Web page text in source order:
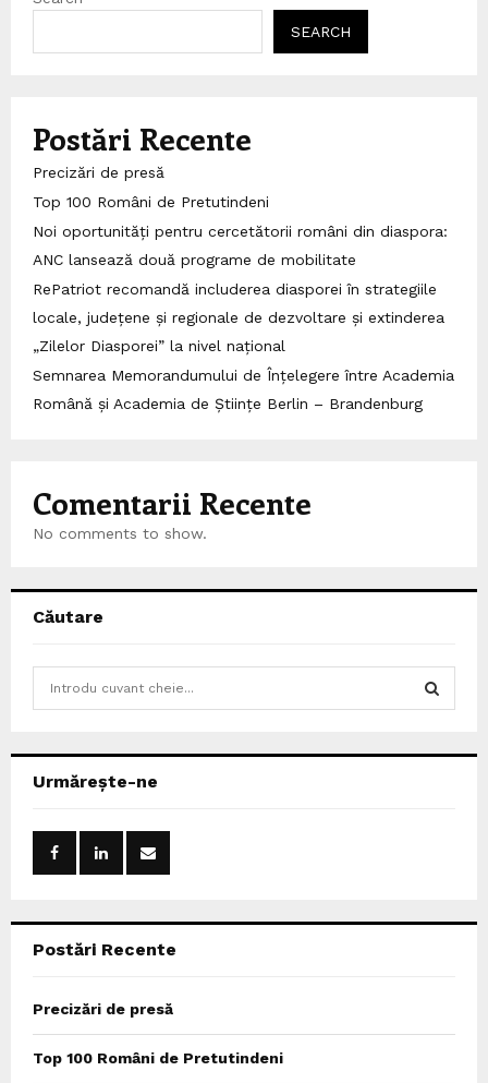
SEARCH
Postări Recente
Precizări de presă
Top 100 Români de Pretutindeni
Noi oportunități pentru cercetătorii români din diaspora:
ANC lansează două programe de mobilitate
RePatriot recomandă includerea diasporei în strategiile
locale, județene și regionale de dezvoltare și extinderea
„Zilelor Diasporei” la nivel național
Semnarea Memorandumului de Înțelegere între Academia
Română și Academia de Științe Berlin – Brandenburg
Comentarii Recente
No comments to show.
Căutare
h
Urmărește-ne
Postări Recente
Precizări de presă
Top 100 Români de Pretutindeni